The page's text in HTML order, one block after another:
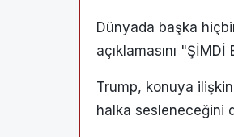
Dünyada başka
açıklamasını
Trump, konuya
halka sesleneceğini